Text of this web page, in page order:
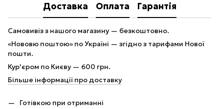
Доставка Оплата Гарантія
Самовивіз з нашого магазину — безкоштовно.
«Нововю поштою» по Україні — згідно з тарифами Нової
пошти.
Кур'єром по Києву — 600 грн.
Більше інформації про доставку
Готівкою при отриманні